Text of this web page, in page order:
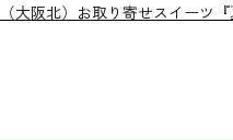
（大阪北）お取り寄せスイーツ